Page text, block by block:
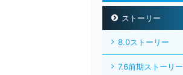
ストーリー
8.0ストーリー
7.6前期ストーリー